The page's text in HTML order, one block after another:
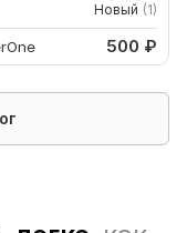
Новый (1)
500 ₽